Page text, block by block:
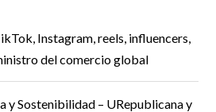
Instagram, reels, influencers,
del comercio global
y Sostenibilidad – URepublicana y